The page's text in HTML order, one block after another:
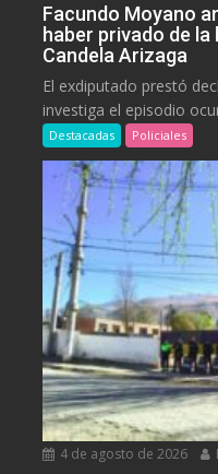
Facundo Moyano
haber privado de la
Candela Arizaga
El exdiputado prestó
investiga el episodio
Destacadas Policiales
4 de agosto de 2026